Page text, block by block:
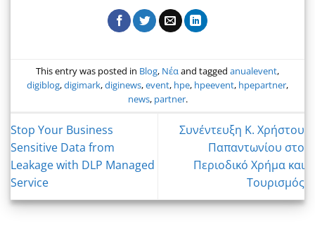
This entry was posted in Blog, Νέαand tagged anualevent,
digiblog,digimark,diginews,event, hpe, hpeevent, hpepartner,
news, partner.
Stop Your Business
Sensitive Data from
Leakage with DLP Managed
Service
Συνέντευξη Κ. Χρήστου
Παπαντωνίου στο
Περιοδικό Χρήμα και
Τουρισμός